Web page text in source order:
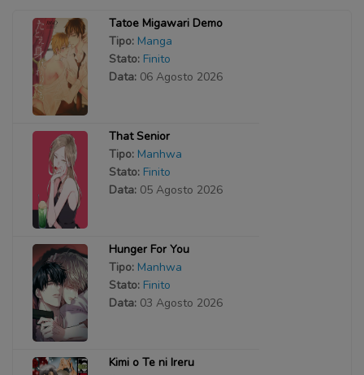
Tatoe Migawari Demo
Tipo: Manga
Stato: Finito
Data: 06 Agosto 2026
That Senior
Tipo: Manhwa
Stato: Finito
Data: 05 Agosto 2026
Hunger For You
Tipo: Manhwa
Stato: Finito
Data: 03 Agosto 2026
Kimi o Te ni Ireru